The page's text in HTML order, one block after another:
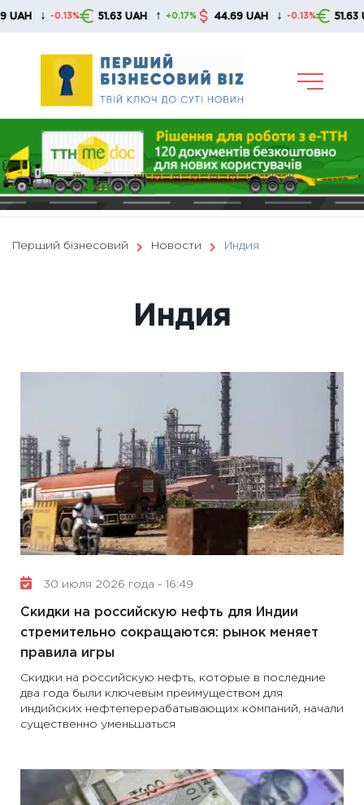
Skip
51.63 UAH ↑ +0.17% 44.69 UAH ↓ -0.13% 51.63 UAH ↑ +0.17%
Перший бізнесовий Новости Индия
Индия
30 июля 2026 года - 16:49
Скидки на российскую нефть для Индии
стремительно сокращаются: рынок меняет
правила игры
Скидки на российскую нефть, которые в последние
два года были ключевым преимуществом для
индийских нефтеперерабатывающих компаний, начали
существенно уменьшаться